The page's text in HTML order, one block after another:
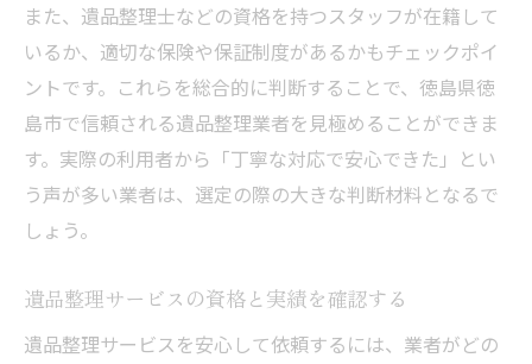
遺品整理を依頼する際の重要な確認事項
依頼前に知っておきたい遺品整理の注意点
遺品整理業者との契約で気をつけるポイン
ト
依頼する前に品質保証内容をしっかり確認
遺品整理の費用相場と適正な目安について
遺品整理の費用相場とその内訳を解説
また、遺品整理士などの資格を持つスタッフが在籍して
いるか、適切な保険や保証制度があるかもチェックポイ
ントです。これらを総合的に判断することで、徳島県徳
島市で信頼される遺品整理業者を見極めることができま
す。実際の利用者から「丁寧な対応で安心できた」とい
う声が多い業者は、選定の際の大きな判断材料となるで
しょう。
遺品整理サービスの資格と実績を確認する
遺品整理サービスを安心して依頼するには、業者がどの